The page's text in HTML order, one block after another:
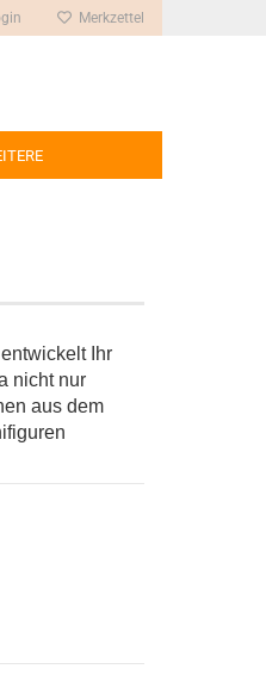
Merkzettel
Ihr
nicht nur
aus dem